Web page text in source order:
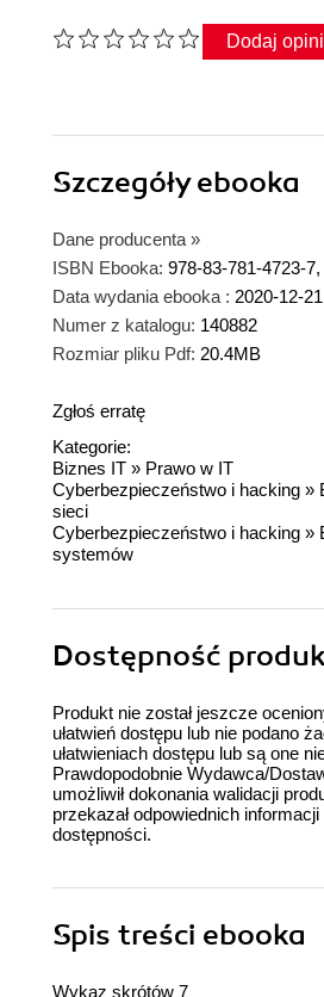
Dodaj
Szczegółyebooka
Dane producenta »
ISBN Ebooka: 978-83-781-4723-
Data wydania ebooka : 2020-12-21
Numer z katalogu: 140882
Rozmiar pliku Pdf: 20.4MB
Zgłoś erratę
Kategorie:
Biznes IT » Prawo w IT
Cyberbezpieczeństwo i hacking »
sieci
Cyberbezpieczeństwo i hacking »
systemów
Dostępność
Produkt nie został jeszcze
ułatwień dostępu lub nie podano
ułatwieniach dostępu lub są one
Prawdopodobnie Wydawca/
umożliwił dokonania walidacji
przekazał odpowiednich
dostępności.
Spis treści ebooka
Wykaz skrótów 7